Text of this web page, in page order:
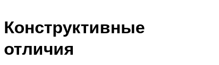
Конструктивные
отличия